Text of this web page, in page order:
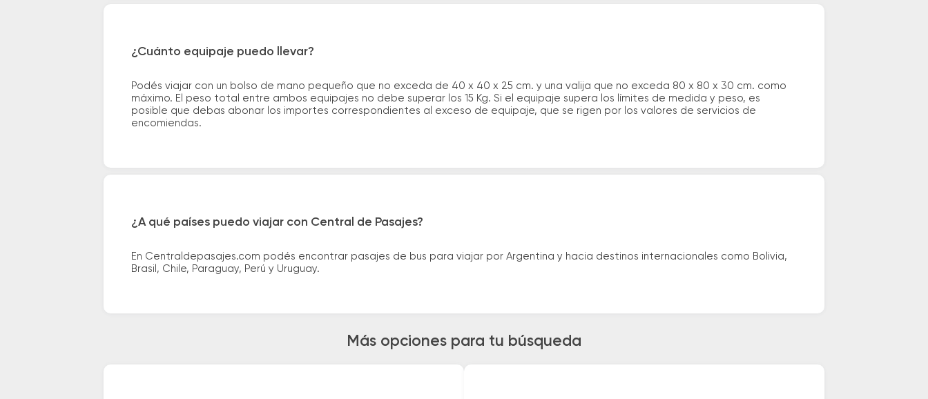
¿Cuánto equipaje puedo llevar?
Podés viajar con un bolso de mano pequeño que no exceda de 40 x 40 x 25 cm. y una valija que no exceda 80 x 80 x 30 cm. como
máximo. El peso total entre ambos equipajes no debe superar los 15 Kg. Si el equipaje supera los límites de medida y peso, es
posible que debas abonar los importes correspondientes al exceso de equipaje, que se rigen por los valores de servicios de
encomiendas.
¿A qué países puedo viajar con Central de Pasajes?
En Centraldepasajes.com podés encontrar pasajes de bus para viajar por Argentina y hacia destinos internacionales como Bolivia,
Brasil, Chile, Paraguay, Perú y Uruguay.
Más opciones para tu búsqueda